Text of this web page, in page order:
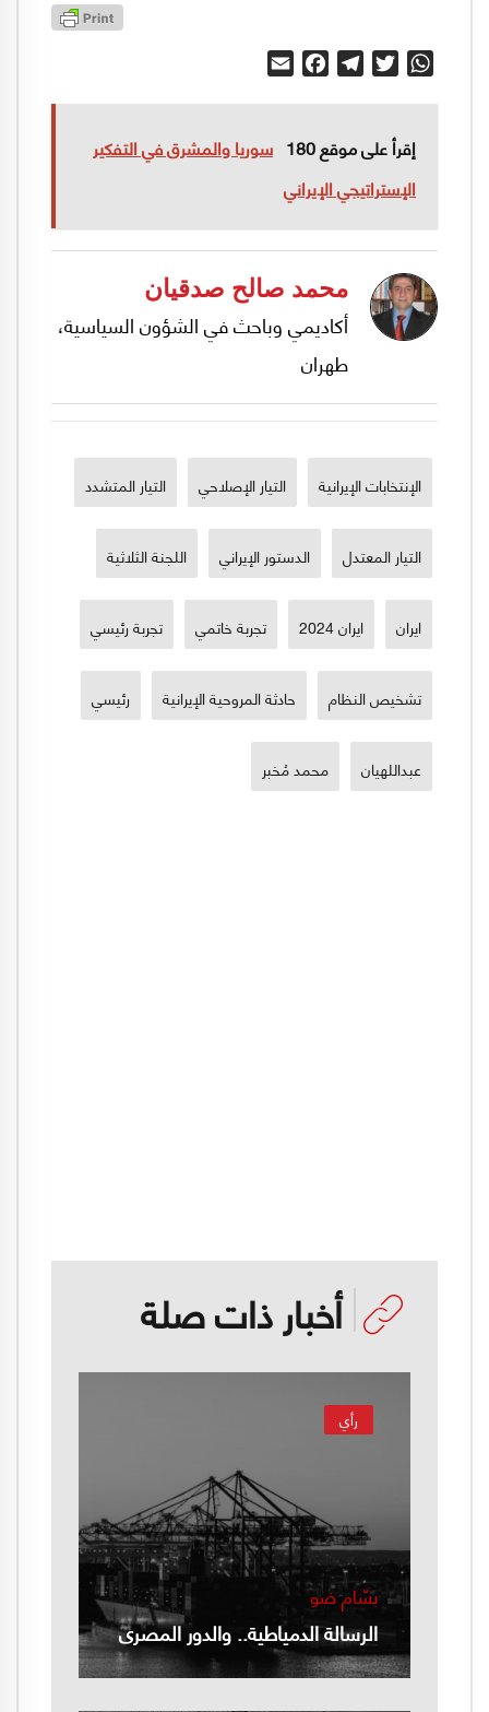
WhatsApp
Twitter
Telegram
Facebook
إقرأ على موقع 180
سوريا والمشرق في التفكير
الإستراتيجي الإيراني
محمد صالح صدقيان
أكاديمي وباحث في الشؤون السياسية،
طهران
الإنتخابات الإيرانية التيار الإصلاحي التيار المتشدد
التيار المعتدل الدستور الإيراني اللجنة الثلاثية
ايران ايران 2024 تجربة خاتمي تجربة رئيسي
تشخيص النظام حادثة المروحية الإيرانية رئيسي
عبداللهيان محمد مُخبر
أخبار ذات صلة
رأي
بسّام ضو
الرسالة الدمياطية.. والدور المصري